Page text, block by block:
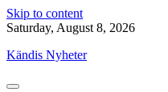
Skip to content
Saturday, August 8, 2026
Kändis Nyheter